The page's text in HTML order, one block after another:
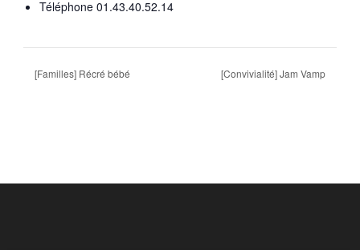
Téléphone 01.43.40.52.14
[Familles] Récré bébé [Convivialité] Jam Vamp